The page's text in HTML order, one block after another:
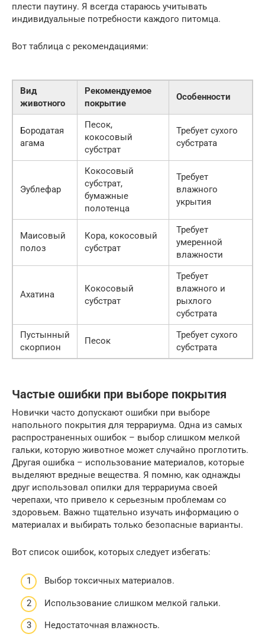
плести паутину. Я всегда стараюсь учитывать
индивидуальные потребности каждого питомца.
Вот таблица с рекомендациями:
Вид
животного
Рекомендуемое
покрытие
Особенности
Бородатая
агама
Песок,
кокосовый
субстрат
Требует сухого
субстрата
Эублефар
Кокосовый
субстрат,
бумажные
полотенца
Требует
влажного
укрытия
Маисовый
полоз
Кора, кокосовый
субстрат
Требует
умеренной
влажности
Ахатина
Кокосовый
субстрат
Требует
влажного и
рыхлого
субстрата
Пустынный
скорпион
Песок
Требует сухого
субстрата
Частые ошибки при выборе покрытия
Новички часто допускают ошибки при выборе
напольного покрытия для террариума. Одна из самых
распространенных ошибок – выбор слишком мелкой
гальки, которую животное может случайно проглотить.
Другая ошибка – использование материалов, которые
выделяют вредные вещества. Я помню, как однажды
друг использовал опилки для террариума своей
черепахи, что привело к серьезным проблемам со
здоровьем. Важно тщательно изучать информацию о
материалах и выбирать только безопасные варианты.
Вот список ошибок, которых следует избегать:
Выбор токсичных материалов.
Использование слишком мелкой гальки.
Недостаточная влажность.